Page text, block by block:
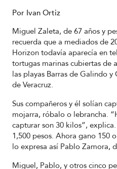
Por Ivan Ortiz
Miguel Zaleta, de 67 años y
recuerda que a mediados de
Horizon todavía aparecía en
tortugas marinas cubiertas de
las playas Barras de Galindo
de Veracruz.
Sus compañeros y él solían
mojarra, róbalo o lebrancha.
capturar son 30 kilos”,
1,500 pesos. Ahora gano 150
lo expresa así Pablo Zamora,
Miguel, Pablo, y otros cinco